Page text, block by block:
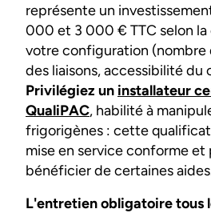
représente un
000 et 3 000 € TTC selon
votre configuration (nombre
des liaisons, accessibilité du
Privilégiez un installateur
QualiPAC, habilité à
frigorigènes : cette
mise en service conforme et
bénéficier de certaines
L'entretien obligatoire tous